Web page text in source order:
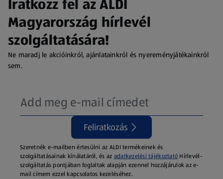
Iratkozz fel az ALDI
Magyarország hírlevél
szolgáltatására!
Ne maradj le akcióinkról, ajánlatainkról és nyereményjátékainkról
sem.
Feliratkozás
Szeretnék e-mailben értesülni az ALDI termékeinek és
szolgáltatásainak kínálatáról, és az adatkezelési tájékoztató Hírlevél-
szolgáltatás pontjában foglaltak alapján ezennel hozzájárulok az e-
mail címem ezzel kapcsolatos kezeléséhez.